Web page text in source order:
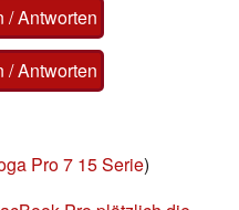
/ Antworten
/ Antworten
Pro 7 15 Serie)